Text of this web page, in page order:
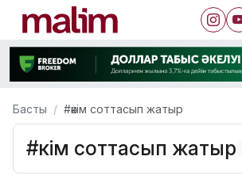
Басты #әкім соттасып жатыр
#әкім соттасып жатыр